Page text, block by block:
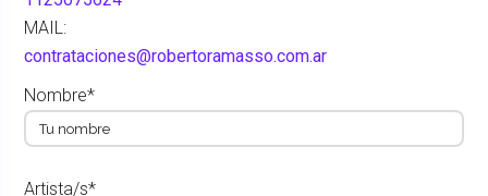
MAIL:
contrataciones@robertoramasso.com.ar
Nombre*
Artista/s*